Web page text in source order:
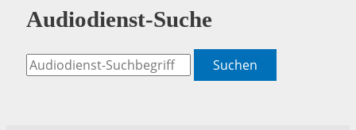
Audiodienst-Suche
Suchen